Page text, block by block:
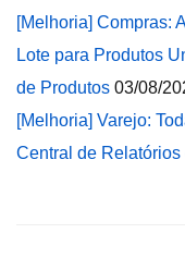
[Melhoria] Compras:
Lote para Produtos
de Produtos 03/08/
[Melhoria] Varejo:
Central de Relatórios